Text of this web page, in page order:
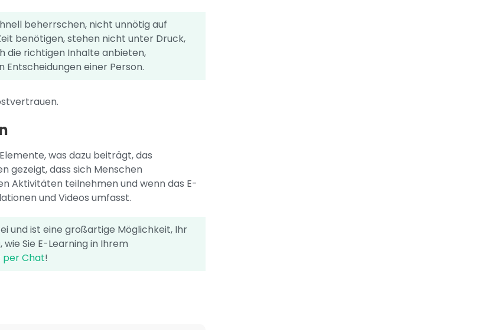
beherrschen, nicht unnötig auf
benötigen, stehen nicht unter Druck,
die richtigen Inhalte anbieten,
einer Person.
was dazu beiträgt, das
gezeigt, dass sich Menschen
Aktivitäten teilnehmen und wenn das E-
und Videos umfasst.
und ist eine großartige Möglichkeit, Ihr
Sie E-Learning in Ihrem
per Chat!